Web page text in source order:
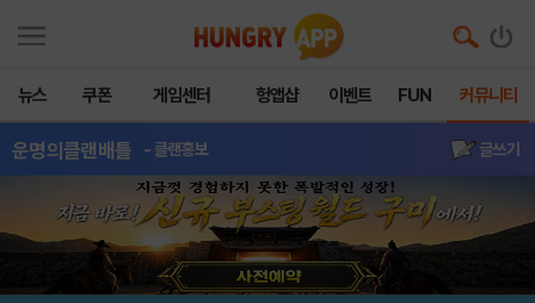
뉴스 쿠폰 게임센터 헝앱샵 이벤트 FUN 커뮤니티
운명의클랜배틀 - 클랜홍보 글쓰기